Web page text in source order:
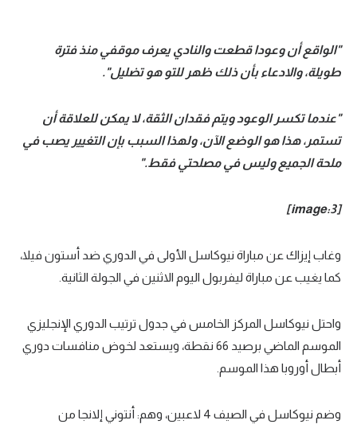
"الواقع أن وعودا قطعت والنادي يعرف موقفي منذ فترة
طويلة، والادعاء بأن ذلك ظهر للتو هو تضليل".
"عندما تكسر الوعود ويتم فقدان الثقة، لا يمكن للعلاقة أن
تستمر، هذا هو الوضع الآن، ولهذا السبب بإن التغيير يصب في
ملحة الجميع وليس في مصلحتي فقط."
[image:3]
وغاب إيزاك عن مباراة نيوكاسل الأولى في الدوري ضد أستون فيلا،
كما يغيب عن مباراة ليفربول اليوم الاثنين في الجولة الثانية.
واحتل نيوكاسل المركز الخامس في جدول ترتيب الدوري الإنجليزي
الموسم الماضي برصيد 66 نقطة، ويستعد لخوض منافسات دوري
أبطال أوروبا هذا الموسم.
وضم نيوكاسل في الصيف 4 لاعبين، وهم: أنتوني إلانجا من